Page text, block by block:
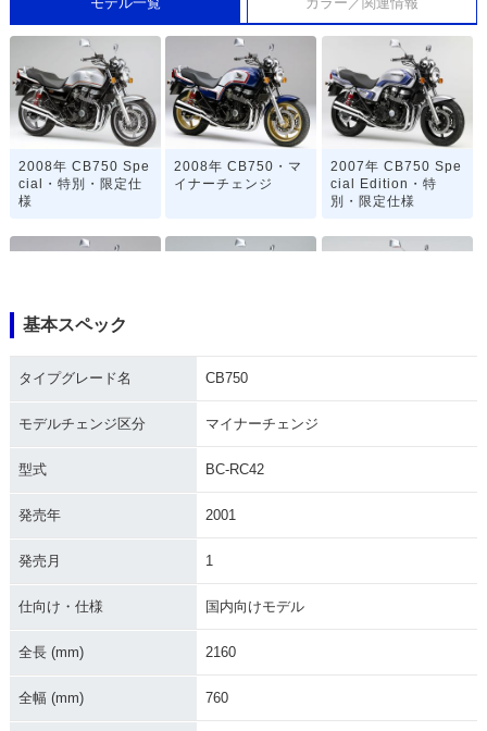
2008年 CB750 Spe
cial・特別・限定仕
様
2008年 CB750・マ
イナーチェンジ
2007年 CB750 Spe
cial Edition・特
別・限定仕様
ラーチェンジ
ラーチェンジ
イナーチェンジ
ラーチェンジ
基本スペック
タイプグレード名 CB750
モデルチェンジ区分 マイナーチェンジ
型式 BC-RC42
発売年 2001
発売月 1
仕向け・仕様 国内向けモデル
全長 (mm) 2160
全幅 (mm) 760